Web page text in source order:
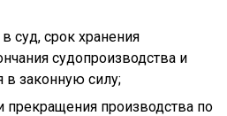
суд, срок хранения
судопроизводства и
в законную силу;
прекращения производства по